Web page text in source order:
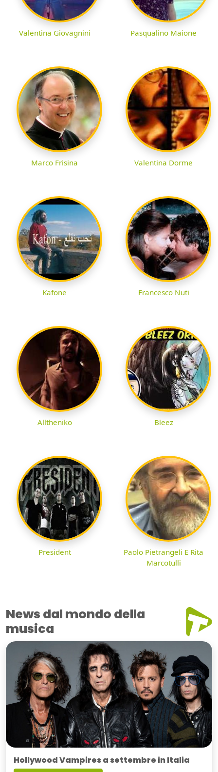
Valentina Giovagnini Pasqualino Maione
Marco Frisina Valentina Dorme
Kafone Francesco Nuti
Alltheniko Bleez
President
Paolo Pietrangeli E Rita
Marcotulli
News dal mondo della
musica
Hollywood Vampires a settembre in Italia